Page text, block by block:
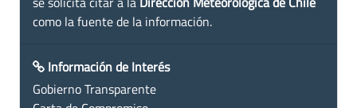
como la fuente de la información.
Información de Interés
Gobierno Transparente